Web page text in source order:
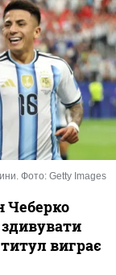
Фото: Getty Images
Чеберко
виграє